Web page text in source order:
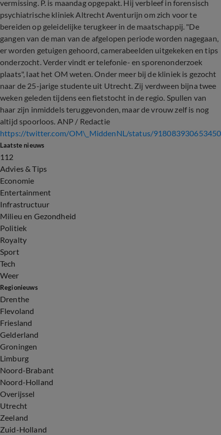
vermissing. P. is maandag opgepakt. Hij verbleef in forensisch
psychiatrische kliniek Altrecht Aventurijn om zich voor te
bereiden op geleidelijke terugkeer in de maatschappij. "De
gangen van de man van de afgelopen periode worden nagegaan,
er worden getuigen gehoord, camerabeelden uitgekeken en tips
onderzocht. Verder vindt er telefonie- en sporenonderzoek
plaats", laat het OM weten. Onder meer bij de kliniek is gezocht
naar de 25-jarige studente uit Utrecht. Zij verdween bijna twee
weken geleden tijdens een fietstocht in de regio. Spullen van
haar zijn inmiddels teruggevonden, maar de vrouw zelf is nog
altijd spoorloos. ANP / Redactie
https://twitter.com/OM\_MiddenNL/status/
Laatste nieuws
112
Advies & Tips
Economie
Entertainment
Infrastructuur
Milieu en Gezondheid
Politiek
Royalty
Sport
Tech
Weer
Regionieuws
Drenthe
Flevoland
Friesland
Gelderland
Groningen
Limburg
Noord-Brabant
Noord-Holland
Overijssel
Utrecht
Zeeland
Zuid-Holland